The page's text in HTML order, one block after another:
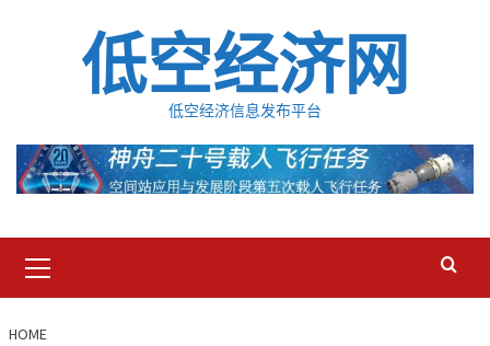
低空经济网
低空经济信息发布平台
Menu
HOME